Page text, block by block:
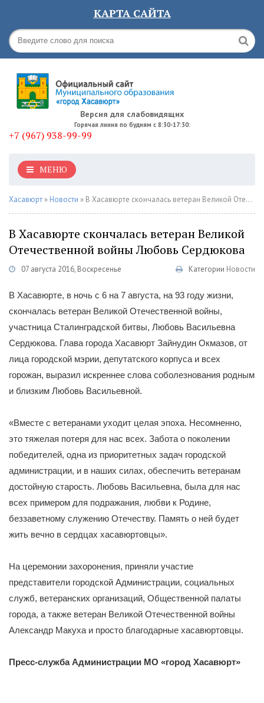
КАРТА САЙТА
Версия для слабовидящих
Горячая линия по будням с 8:30-17:30:
+7 (967) 938-99-99
МЕНЮ
Хасавюрт » Новости » В Хасавюрте скончалась ветеран Великой Отечественной войны Любовь Сердюкова
В Хасавюрте скончалась ветеран Великой
Отечественной войны Любовь Сердюкова
07 августа 2016, Воскресенье Категории Новости
В Хасавюрте, в ночь с 6 на 7 августа, на 93 году жизни,
скончалась ветеран Великой Отечественной войны,
участница Сталинградской битвы, Любовь Васильевна
Сердюкова. Глава города Хасавюрт Зайнудин Окмазов, от
лица городской мэрии, депутатского корпуса и всех
горожан, выразил искреннее слова соболезнования родным
и близким Любовь Васильевной.
«Вместе с ветеранами уходит целая эпоха. Несомненно,
это тяжелая потеря для нас всех. Забота о поколении
победителей, одна из приоритетных задач городской
администрации, и в наших силах, обеспечить ветеранам
достойную старость. Любовь Васильевна, была для нас
всех примером для подражания, любви к Родине,
беззаветному служению Отечеству. Память о ней будет
жить вечно в сердцах хасавюртовцы».
На церемонии захоронения, приняли участие
представители городской Администрации, социальных
служб, ветеранских организаций, Общественной палаты
города, а также ветеран Великой Отечественной войны
Александр Макуха и просто благодарные хасавюртовцы.
Пресс-служба Администрации МО «город Хасавюрт»